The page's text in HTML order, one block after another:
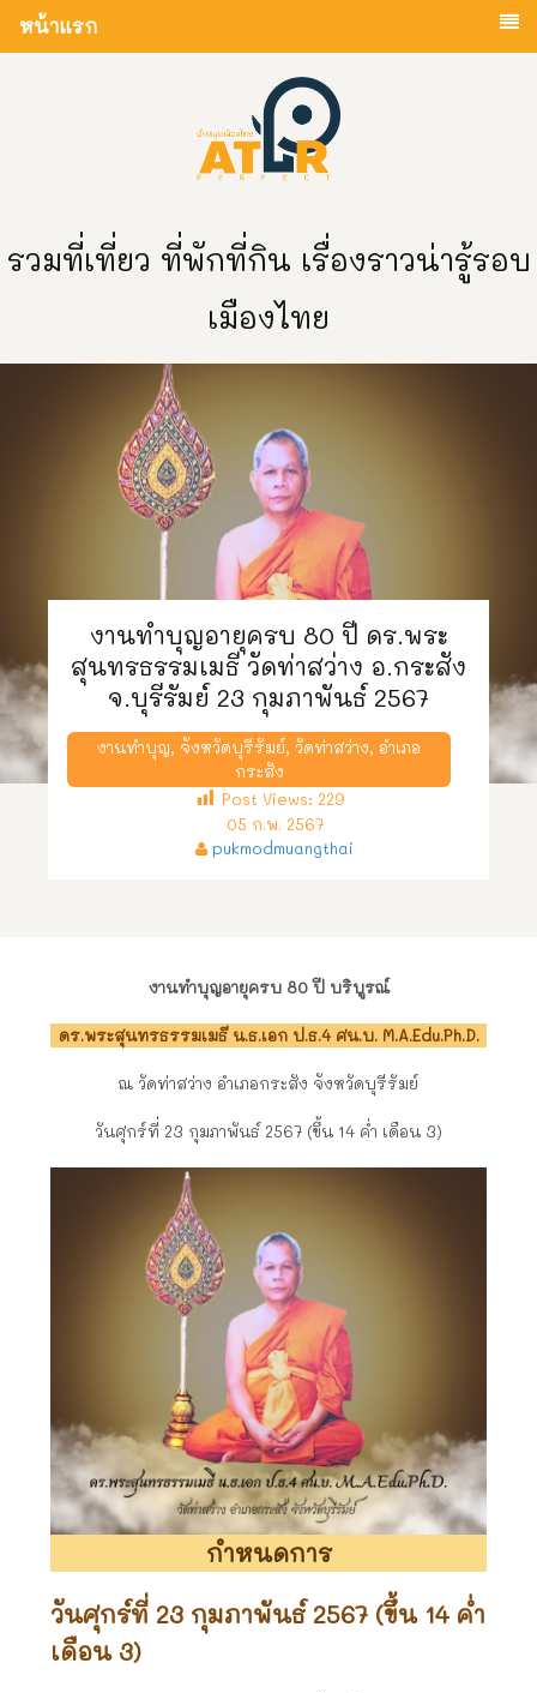
หน้าแรก
รวมที่เที่ยว ที่พักที่กิน เรื่องราวน่ารู้รอบ
เมืองไทย
งานทำบุญอายุครบ 80 ปี ดร.พระ
สุนทรธรรมเมธี วัดท่าสว่าง อ.กระสัง
จ.บุรีรัมย์ 23 กุมภาพันธ์ 2567
งานทำบุญ, จังหวัดบุรีรัมย์, วัดท่าสว่าง, อำเภอ
กระสัง
Post Views: 229
05 ก.พ. 2567
pukmodmuangthai
งานทำบุญอายุครบ 80 ปี บริบูรณ์
ดร.พระสุนทรธรรมเมธี น.ธ.เอก ป.ธ.4 ศน.บ. M.A.Edu.Ph.D.
ณ วัดท่าสว่าง อำเภอกระสัง จังหวัดบุรีรัมย์
วันศุกร์ที่ 23 กุมภาพันธ์ 2567 (ขึ้น 14 ค่ำ เดือน 3)
กำหนดการ
วันศุกร์ที่ 23 กุมภาพันธ์ 2567 (ขึ้น 14 ค่ำ
เดือน 3)